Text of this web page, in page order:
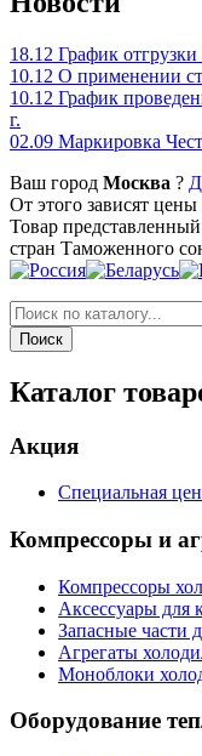
18.12 График
10.12 О применении
10.12 График
г.
02.09 Маркировка
Ваш город Москва ?
От этого зависят
Товар
стран Таможенного
Каталог
Акция
Специальная
Компрессоры и
Компрессоры
Аксессуары для
Запасные части
Агрегаты
Моноблоки
Оборудование